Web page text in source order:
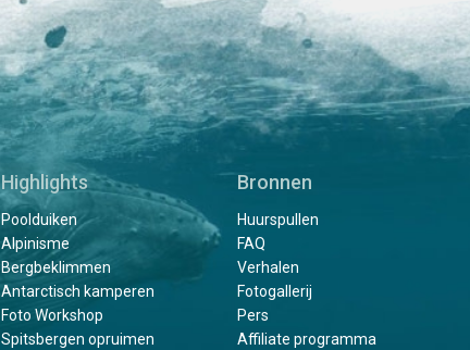
Highlights
Poolduiken
Alpinisme
Bergbeklimmen
Antarctisch kamperen
Foto Workshop
Spitsbergen opruimen
Bronnen
Huurspullen
FAQ
Verhalen
Fotogallerij
Pers
Affiliate programma